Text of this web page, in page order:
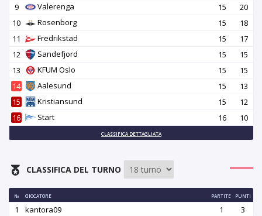
9
Valerenga 15
20
10
Rosenborg 15
18
11
Fredrikstad 15
17
12
Sandefjord 15
15
13
KFUM Oslo 15
15
14
Aalesund 15
13
15
Kristiansund 15
12
16
Start 16 10
CLASSIFICA DETTAGLIATA
CLASSIFICA DEL TURNO
№ GIOCATORE PARTITE PUNTI
1 kantora09 1
3